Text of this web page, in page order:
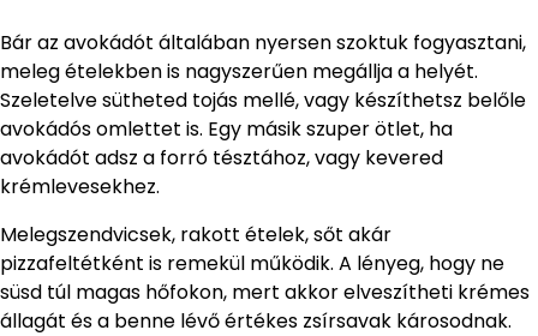
Bár az avokádót általában nyersen szoktuk fogyasztani,
meleg ételekben is nagyszerűen megállja a helyét.
Szeletelve sütheted tojás mellé, vagy készíthetsz belőle
avokádós omlettet is. Egy másik szuper ötlet, ha
avokádót adsz a forró tésztához, vagy kevered
krémlevesekhez.
Melegszendvicsek, rakott ételek, sőt akár
pizzafeltétként is remekül működik. A lényeg, hogy ne
süsd túl magas hőfokon, mert akkor elveszítheti krémes
állagát és a benne lévő értékes zsírsavak károsodnak.